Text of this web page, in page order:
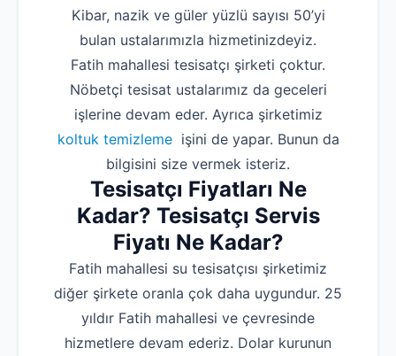
Kibar, nazik ve güler yüzlü sayısı 50’yi
bulan ustalarımızla hizmetinizdeyiz.
Fatih mahallesi tesisatçı şirketi çoktur.
Nöbetçi tesisat ustalarımız da geceleri
işlerine devam eder. Ayrıca şirketimiz
koltuk temizlemeişini de yapar. Bunun da
bilgisini size vermek isteriz.
Tesisatçı Fiyatları Ne
Kadar? Tesisatçı Servis
Fiyatı Ne Kadar?
Fatih mahallesi su tesisatçısı şirketimiz
diğer şirkete oranla çok daha uygundur. 25
yıldır Fatih mahallesi ve çevresinde
hizmetlere devam ederiz. Dolar kurunun